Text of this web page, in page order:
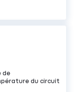
de
du circuit